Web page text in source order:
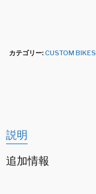
カテゴリー:CUSTOM BIKES
説明
追加情報